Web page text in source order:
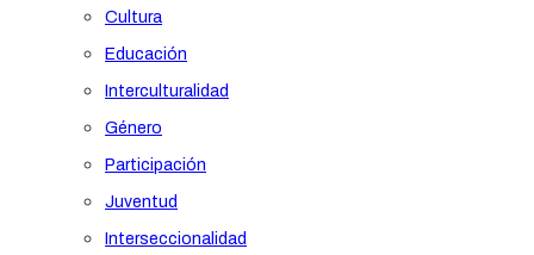
Cultura
Educación
Interculturalidad
Género
Participación
Juventud
Interseccionalidad